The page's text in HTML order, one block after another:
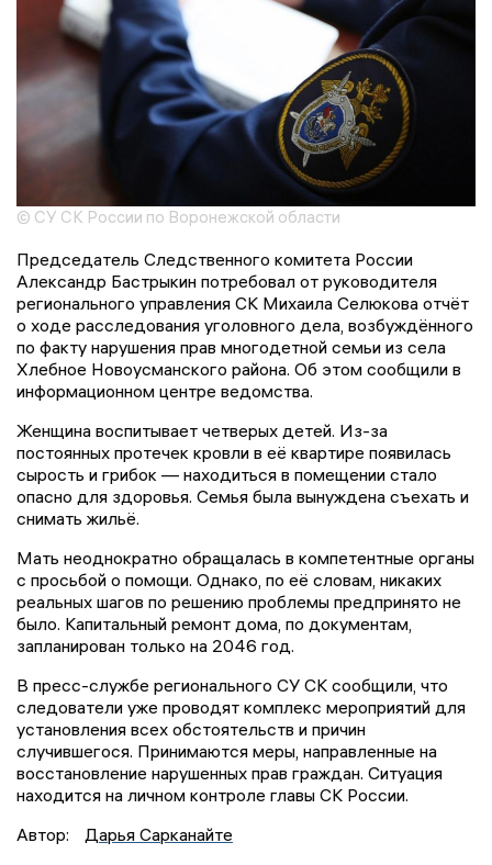
© СУ СК России по Воронежской области
Председатель Следственного комитета России
Александр Бастрыкин потребовал от руководителя
регионального управления СК Михаила Селюкова отчёт
о ходе расследования уголовного дела, возбуждённого
по факту нарушения прав многодетной семьи из села
Хлебное Новоусманского района. Об этом сообщили в
информационном центре ведомства.
Женщина воспитывает четверых детей. Из-за
постоянных протечек кровли в её квартире появилась
сырость и грибок — находиться в помещении стало
опасно для здоровья. Семья была вынуждена съехать и
снимать жильё.
Мать неоднократно обращалась в компетентные органы
с просьбой о помощи. Однако, по её словам, никаких
реальных шагов по решению проблемы предпринято не
было. Капитальный ремонт дома, по документам,
запланирован только на 2046 год.
В пресс-службе регионального СУ СК сообщили, что
следователи уже проводят комплекс мероприятий для
установления всех обстоятельств и причин
случившегося. Принимаются меры, направленные на
восстановление нарушенных прав граждан. Ситуация
находится на личном контроле главы СК России.
Автор:
Дарья Сарканайте